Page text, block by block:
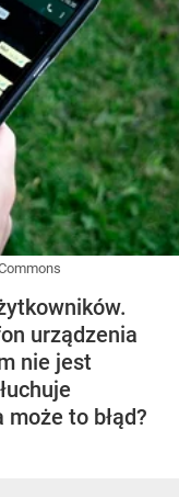
urządzenia
nie jest
to błąd?